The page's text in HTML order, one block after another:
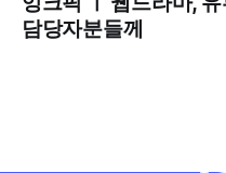
2023년 9월 3주
담당자분들께